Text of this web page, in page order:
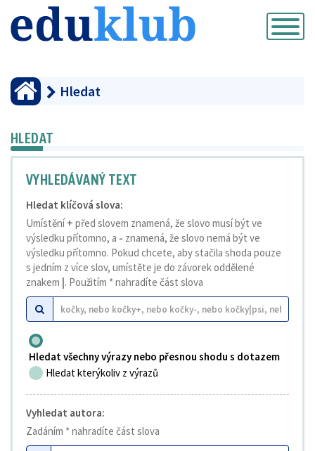
Přepnout
navigaci
Hledat
HLEDAT
VYHLEDÁVANÝ TEXT
Hledat klíčová slova:
Umístění+ před slovem znamená, že slovo musí být ve
výsledku přítomno, a - znamená, že slovo nemá být ve
výsledku přítomno. Pokud chcete, aby stačila shoda pouze
s jedním z více slov, umístěte je do závorek oddělené
znakem |. Použitím * nahradíte část slova
Hledat všechny výrazy nebo přesnou shodu s dotazem
Hledat kterýkoliv z výrazů
Vyhledat autora:
Zadáním * nahradíte část slova